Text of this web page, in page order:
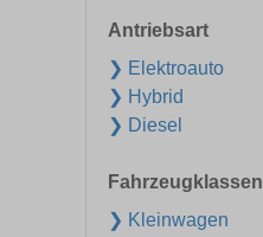
Antriebsart
❯ Elektroauto
❯ Hybrid
❯ Diesel
Fahrzeugklassen
❯ Kleinwagen